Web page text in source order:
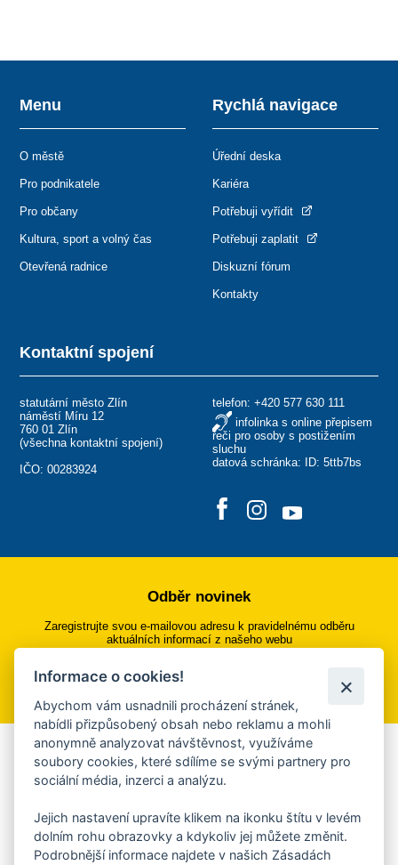
Kontaktní spojení
statutární město Zlín
náměstí Míru 12
760 01 Zlín
(všechna kontaktní spojení)
IČO: 00283924
telefon: +420 577 630 111
infolinka s online přepisem
řeči pro osoby s postižením
sluchu
datová schránka: ID: 5ttb7bs
Menu
O městě
Pro podnikatele
Pro občany
Kultura, sport a volný čas
Otevřená radnice
Rychlá navigace
Úřední deska
Kariéra
Potřebuji vyřídit
Potřebuji zaplatit
Diskuzní fórum
Kontakty
Odběr novinek
Zaregistrujte svou e-mailovou adresu k pravidelnému odběru
aktuálních informací z našeho webu
Přihlásit se k odběru
Aplikace Mobilní rozhlas
Chcete dostávat do svého mobilu či mailu upozornění na
ankety, pozvánky na kulturní a sportovní akce?
Více informací o aplikaci
Informace o cookies!
Abychom vám usnadnili procházení stránek,
nabídli přizpůsobený obsah nebo reklamu a mohli
anonymně analyzovat návštěvnost, využíváme
soubory cookies, které sdílíme se svými partnery pro
sociální média, inzerci a analýzu.
Jejich nastavení upravíte klikem na ikonku štítu v levém
dolním rohu obrazovky a kdykoliv jej můžete změnit.
Podrobnější informace najdete v našich Zásadách